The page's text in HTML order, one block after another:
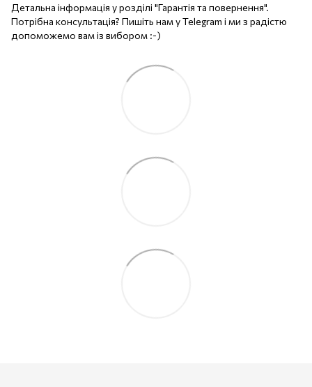
Детальна інформація у розділі "Гарантія та повернення".
Потрібна консультація? Пишіть нам у Telegram і ми з радістю
допоможемо вам із вибором :-)